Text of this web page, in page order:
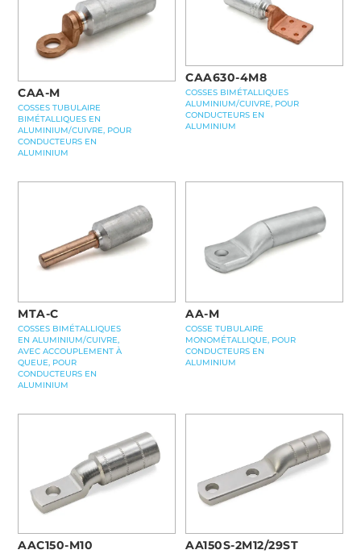
CAA-M
COSSES TUBULAIRE
BIMÉTALLIQUES EN
ALUMINIUM/CUIVRE, POUR
CONDUCTEURS EN
ALUMINIUM
CAA630-4M8
COSSES BIMÉTALLIQUES
ALUMINIUM/CUIVRE, POUR
CONDUCTEURS EN
ALUMINIUM
MTA-C
COSSES BIMÉTALLIQUES
EN ALUMINIUM/CUIVRE,
AVEC ACCOUPLEMENT À
QUEUE, POUR
CONDUCTEURS EN
ALUMINIUM
AA-M
COSSE TUBULAIRE
MONOMÉTALLIQUE, POUR
CONDUCTEURS EN
ALUMINIUM
AAC150-M10 AA150S-2M12/29ST